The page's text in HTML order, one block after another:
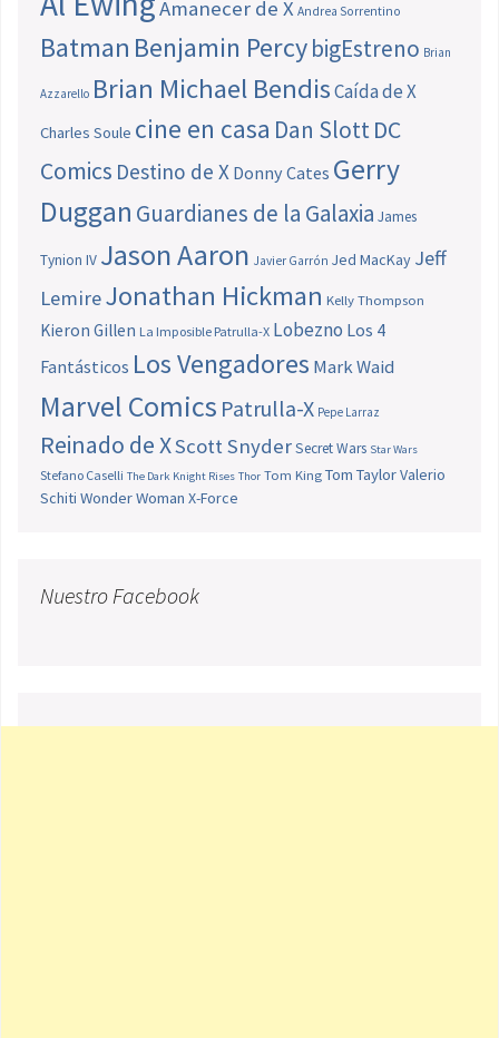
Amanecer de X Andrea Sorrentino
Batman Benjamin PercybigEstreno Brian
Azzarello Brian Michael BendisCaída de X
Charles Soule cine en casa Dan SlottDC
Comics Destino de X Donny Cates Gerry
Duggan Guardianes de la Galaxia James
Tynion IV Jason Aaron Javier Garrón Jed MacKay Jeff
LemireJonathan Hickman Kelly Thompson
Kieron Gillen La Imposible Patrulla-X Lobezno Los 4
Fantásticos Los Vengadores Mark Waid
Marvel Comics Patrulla-X Pepe Larraz
Reinado de XScott SnyderSecret Wars Star Wars
Stefano Caselli The Dark Knight Rises Thor Tom King Tom TaylorValerio
Schiti Wonder Woman X-Force
Nuestro Facebook